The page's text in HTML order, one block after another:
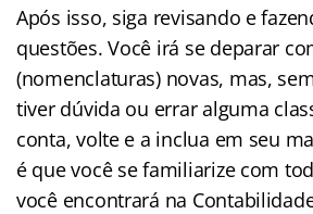
Após isso, siga revisando e
questões. Você irá se deparar
(nomenclaturas) novas, mas,
tiver dúvida ou errar alguma
conta, volte e a inclua em seu
é que você se familiarize com
você encontrará na